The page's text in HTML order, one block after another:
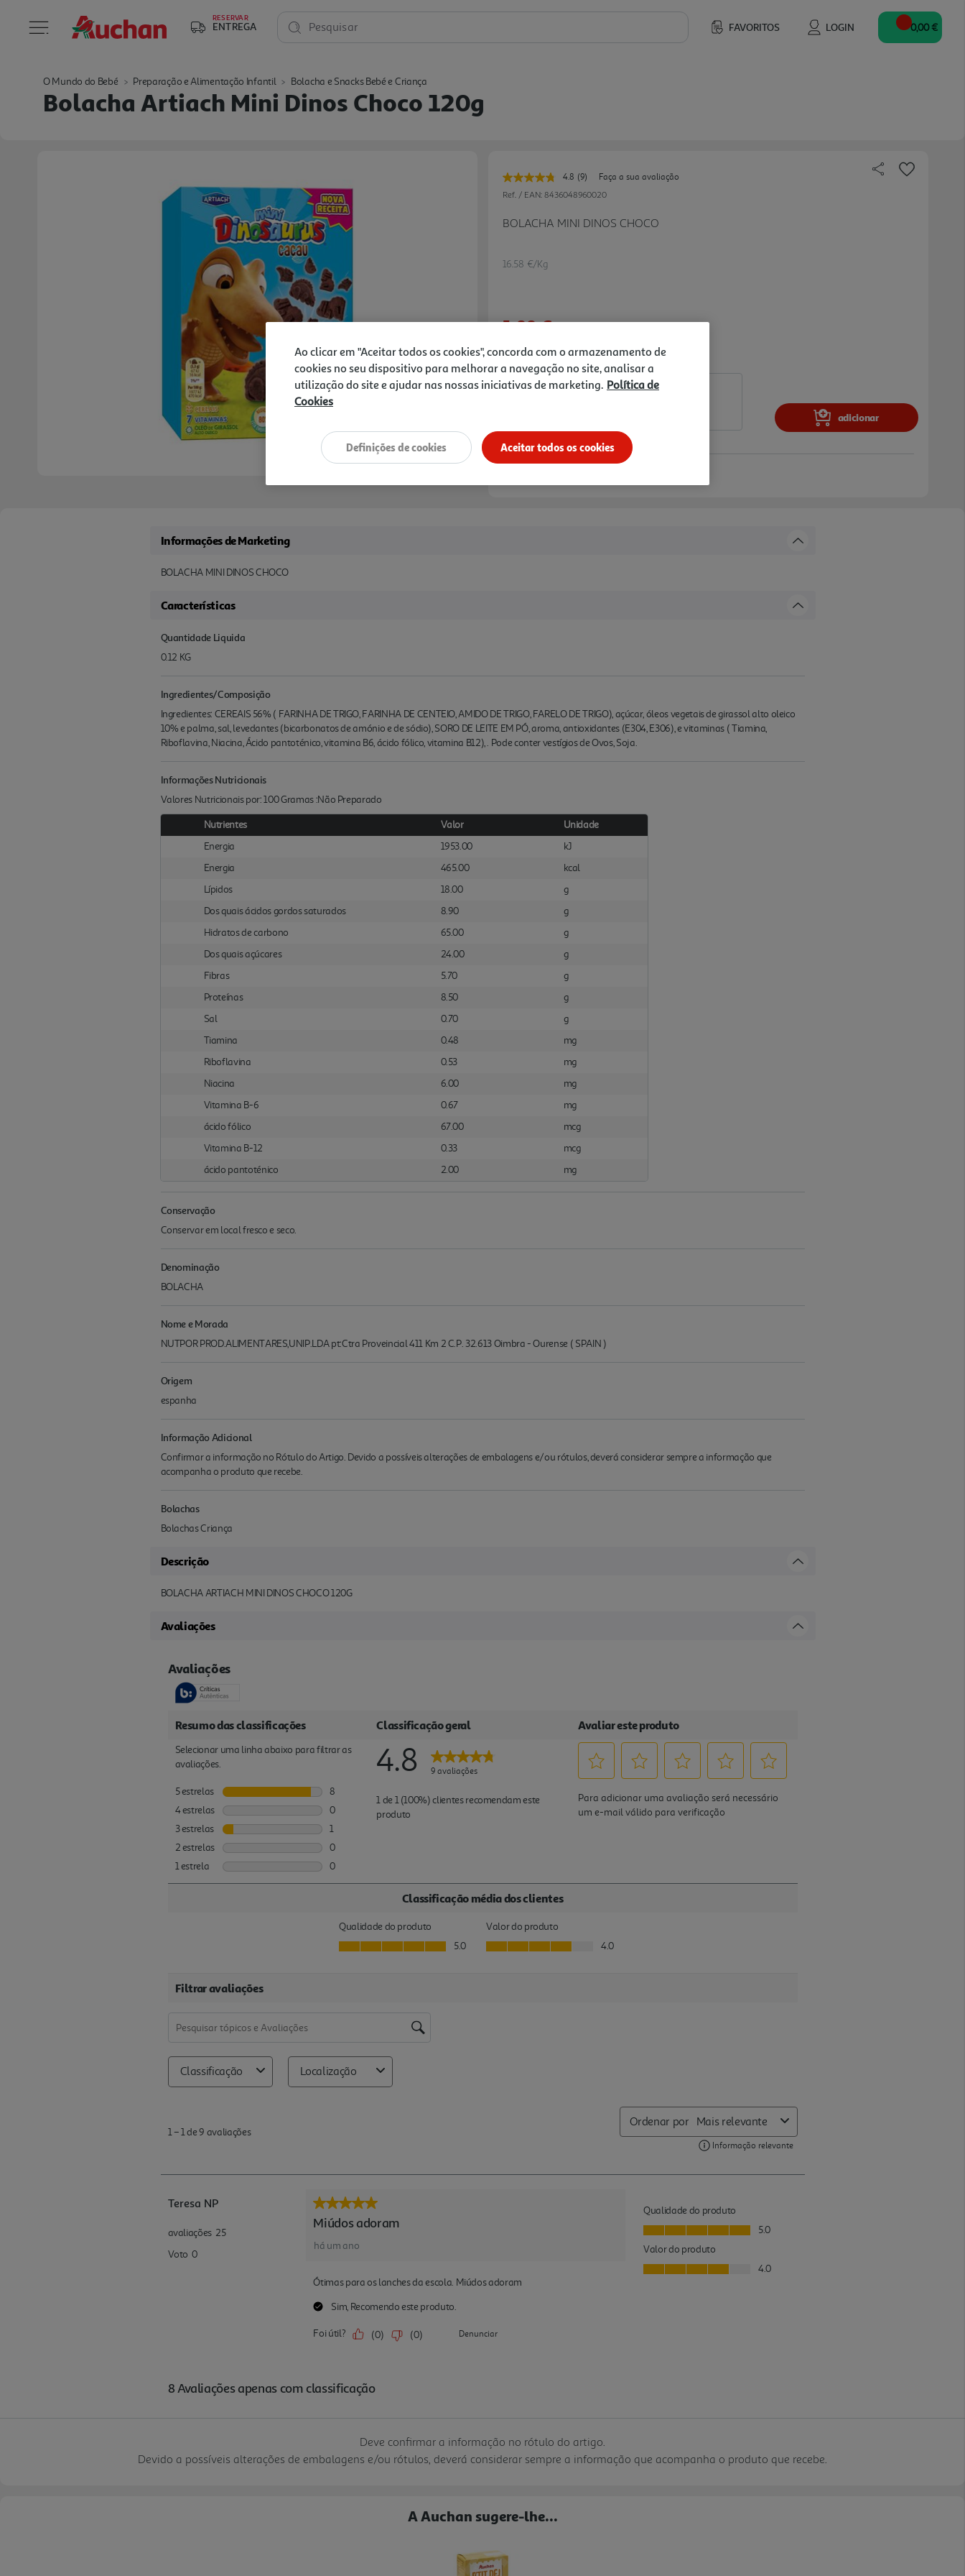
RESERVAR
ENTREGA FAVORITOS LOGIN
Pesquisar 0,00 €
O Mundo do Bebé Preparação e Alimentação Infantil Bolacha e Snacks Bebé e Criança
Bolacha Artiach Mini Dinos Choco 120g
4.8 Leu
9
Link
para
(9)
Faça a sua avaliação
Ref. / EAN: 8436048960020
BOLACHA MINI DINOS CHOCO
16.58 €/Kg
1,99 €
Notas de preparação
adicionar
Informações de Marketing
BOLACHA MINI DINOS CHOCO
Características
Quantidade Liquida
0.12 KG
Ingredientes/Composição
Ingredientes: CEREAIS 56% ( FARINHA DE TRIGO, FARINHA DE CENTEIO, AMIDO DE TRIGO, FARELO DE TRIGO), açúcar, óleos vegetais de girassol alto oleico
10% e palma, sal, levedantes (bicarbonatos de amónio e de sódio), SORO DE LEITE EM PÓ, aroma, antioxidantes (E304, E306), e vitaminas ( Tiamina,
Riboflavina, Niacina, Ácido pantoténico, vitamina B6, ácido fólico, vitamina B12), . Pode conter vestígios de Ovos, Soja.
Informações Nutricionais
Valores Nutricionais por: 100 Gramas :Não Preparado
Nutrientes Valor
Unidade
Energia
1953.00
kJ
Energia
465.00
kcal
Lípidos
18.00
g
Dos quais ácidos gordos saturados
8.90
g
Hidratos de carbono
65.00
g
Dos quais açúcares
24.00
g
Fibras
5.70
g
Proteínas
8.50
g
Sal
0.70
g
Tiamina
0.48
mg
Riboflavina
0.53
mg
Niacina
6.00
mg
Vitamina B-6
0.67
mg
ácido fólico
67.00
mcg
Vitamina B-12
0.33
mcg
ácido pantoténico
2.00 mg
Conservação
Conservar em local fresco e seco.
Denominação
BOLACHA
Nome e Morada
NUTPOR PROD.ALIMENTARES,UNIP.LDA pt:Ctra Proveincial 411 Km 2 C.P. 32.613 Oimbra - Ourense ( SPAIN )
Origem
espanha
Informação Adicional
Confirmar a informação no Rótulo do Artigo. Devido a possíveis alterações de embalagens e/ou rótulos, deverá considerar sempre a informação que
acompanha o produto que recebe.
Bolachas
Bolachas Criança
Descrição
BOLACHA ARTIACH MINI DINOS CHOCO 120G
Avaliações
Deve confirmar a informação no rótulo do artigo.
Devido a possíveis alterações de embalagens e/ou rótulos, deverá considerar sempre a informação que acompanha o produto que recebe.
A Auchan sugere-lhe...
Ao clicar em "Aceitar todos os cookies", concorda com o armazenamento de
cookies no seu dispositivo para melhorar a navegação no site, analisar a
utilização do site e ajudar nas nossas iniciativas de marketing. Política de
Cookies
Aceitar todos os cookies
Definições de cookies